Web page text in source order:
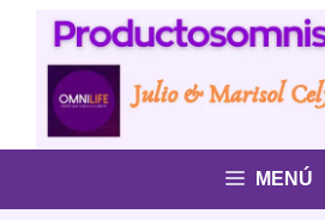
Saltar
contenido
MENÚ